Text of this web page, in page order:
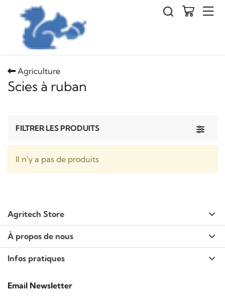
Agriculture
Scies à ruban
Toggle
FILTRER LES PRODUITS
Il n'y a pas de produits
Agritech Store
À propos de nous
Infos pratiques
Email Newsletter